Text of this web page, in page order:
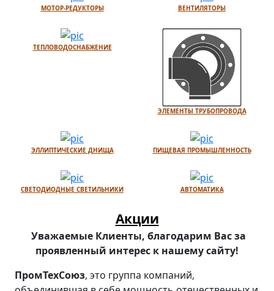
МОТОР-РЕДУКТОРЫ ВЕНТИЛЯТОРЫ
ТЕПЛОВОДОСНАБЖЕНИЕ
ЭЛЕМЕНТЫ ТРУБОПРОВОДА
ЭЛЛИПТИЧЕСКИЕ ДНИЩА ПИЩЕВАЯ ПРОМЫШЛЕННОСТЬ
СВЕТОДИОДНЫЕ СВЕТИЛЬНИКИ АВТОМАТИКА
Акции
Уважаемые Клиенты, благодарим Вас за
проявленный интерес к нашему сайту!
ПромТехСоюз, это группа компаний,